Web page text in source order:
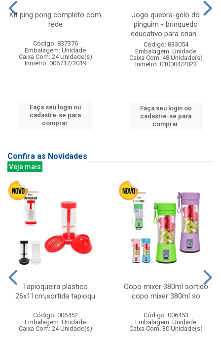
Kit ping pong completo com
rede
Código: 837376
Embalagem: Unidade
Caixa Com: 24 Unidade(s)
Inmetro: 006717/2019
Faça seu login ou
cadastre-se para
comprar.
Jogo quebra-gelo do
pinguim - brinquedo
educativo para crian...
Código: 833054
Embalagem: Unidade
Caixa Com: 48 Unidade(s)
Inmetro: 010004/2023
Faça seu login ou
cadastre-se para
comprar.
Confira as Novidades
Veja mais
Tapioqueira plastico
26x11cm,sortida tapioqu
Código: 006452
Embalagem: Unidade
Caixa Com: 24 Unidade(s)
Copo mixer 380ml sortido
copo mixer 380ml so
Código: 006453
Embalagem: Unidade
Caixa Com: 30 Unidade(s)